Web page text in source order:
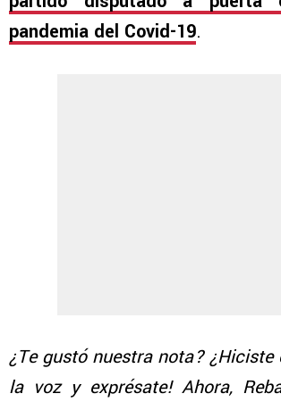
pandemia del Covid-19.
¿Te gustó nuestra nota? ¿Hiciste
la voz y exprésate! Ahora,